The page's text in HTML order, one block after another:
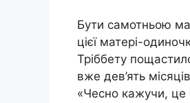
Бути самотньою
цієї матері-
Тріббету
вже дев’ять
«Чесно кажучи, це